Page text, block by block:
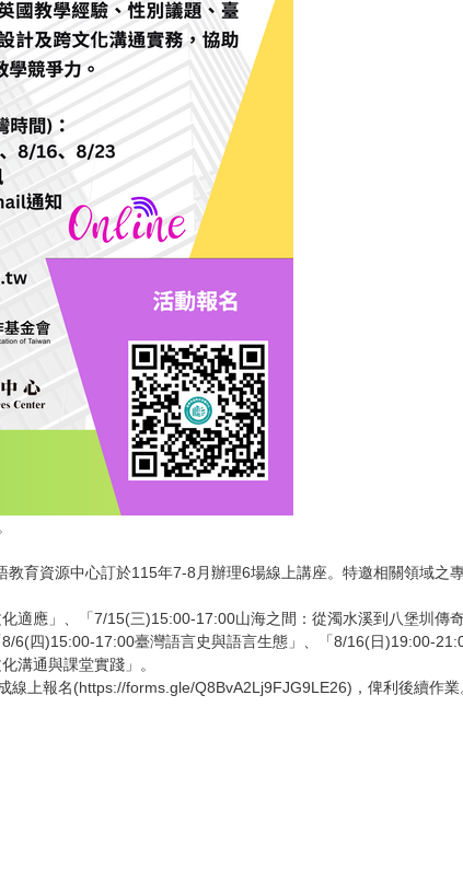
育資源中心訂於115年7-8月辦理6場線上講座。特邀相關領域之
應」、「7/15(三)15:00-17:00山海之間：從濁水溪到八堡圳傳奇
6(四)15:00-17:00臺灣語言史與語言生態」、「8/16(日)19:00-
溝通與課堂實踐」。
上報名(https://forms.gle/Q8BvA2Lj9FJG9LE26)，俾利後續作業